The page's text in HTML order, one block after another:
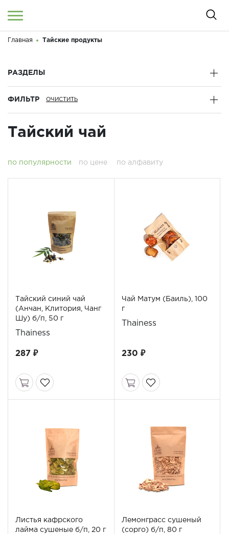
КОНТАКТЫ
Главная Тайские продукты
РАЗДЕЛЫ
ФИЛЬТР
Тайский чай
по популярности по цене по алфавиту
Тайский синий чай
(Анчан, Клитория, Чанг
Шу) б/п, 50 г
Thainess
287 ₽
Чай Матум (Баиль), 100
г
Thainess
230 ₽
Листья кафрского
лайма сушеные б/п, 20 г
Лемонграсс сушеный
(сорго) б/п, 80 г